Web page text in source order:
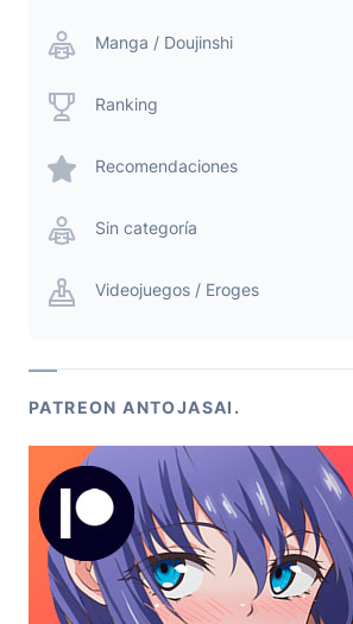
Manga / Doujinshi
Ranking
Recomendaciones
Sin categoría
Videojuegos / Eroges
PATREON ANTOJASAI.